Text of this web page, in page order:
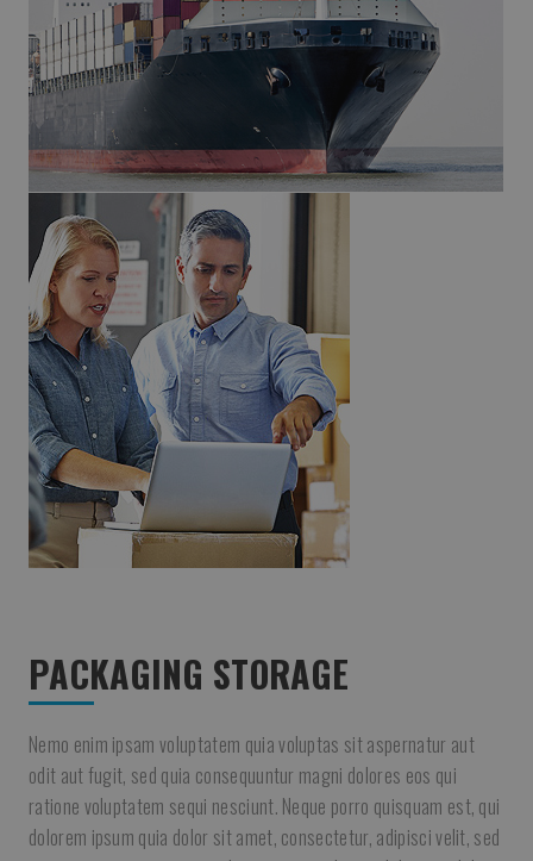
PACKAGING STORAGE
Nemo enim ipsam voluptatem quia voluptas sit aspernatur aut
odit aut fugit, sed quia consequuntur magni dolores eos qui
ratione voluptatem sequi nesciunt. Neque porro quisquam est, qui
dolorem ipsum quia dolor sit amet, consectetur, adipisci velit, sed